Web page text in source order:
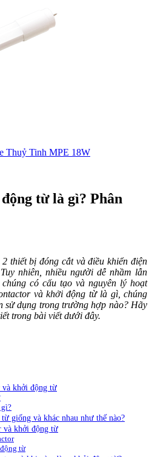
Thuỷ Tinh MPE 18W
từ là gì? Phân
thiết bị đóng cắt và điều khiển điện
nhiên, nhiều người dễ nhầm lẫn
có cấu tạo và nguyên lý hoạt
và khởi động từ là gì, chúng
sử dụng trong trường hợp nào? Hãy
trong bài viết dưới đây.
và khởi động từ
gì?
giống và khác nhau như thế nào?
và khởi động từ
từ